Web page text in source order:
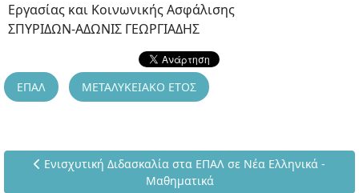
Εργασίας και Κοινωνικής Ασφάλισης
ΣΠΥΡΙΔΩΝ-ΑΔΩΝΙΣ ΓΕΩΡΓΙΑΔΗΣ
ΕΠΑΛ ΜΕΤΑΛΥΚΕΙΑΚΟ ΕΤΟΣ
Προηγούμενο άρθρο: Ενισχυτική Διδασκαλία στα ΕΠΑΛ σε
Ενισχυτική Διδασκαλία στα ΕΠΑΛ σε Νέα Ελληνικά -
Μαθηματικά